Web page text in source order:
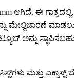
ಆಗಿದೆ. ಈ
ಮೇಲ್ವಿಚಾರಣೆ
ಅನ್ನು
ಎಕ್ಸಾಸ್ಟ್